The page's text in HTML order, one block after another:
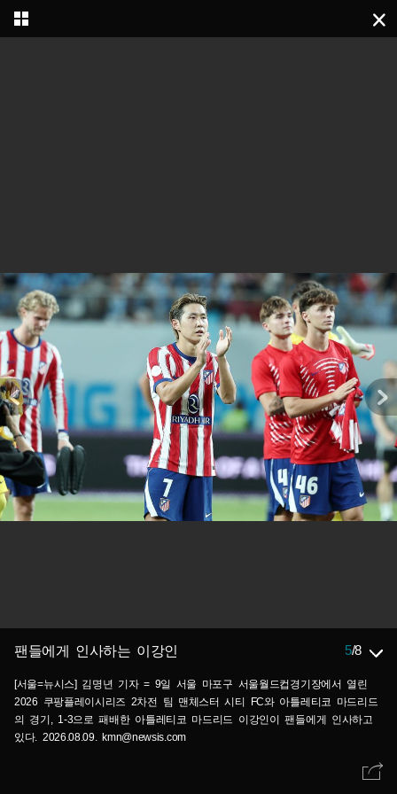
팬들에게 인사하는 이강인 5/8
[서울=뉴시스] 김명년 기자 = 9일 서울 마포구 서울월드컵경기장에서 열린
2026 쿠팡플레이시리즈 2차전 팀 맨체스터 시티 FC와 아틀레티코 마드리드
의 경기, 1-3으로 패배한 아틀레티코 마드리드 이강인이 팬들에게 인사하고
있다. 2026.08.09. kmn@newsis.com